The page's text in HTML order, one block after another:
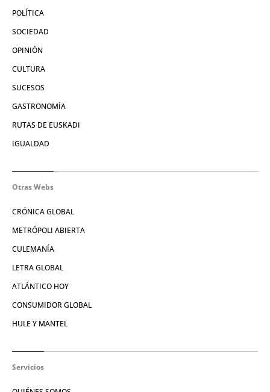
POLÍTICA
SOCIEDAD
OPINIÓN
CULTURA
SUCESOS
GASTRONOMÍA
RUTAS DE EUSKADI
IGUALDAD
Otras Webs
CRÓNICA GLOBAL
METRÓPOLI ABIERTA
CULEMANÍA
LETRA GLOBAL
ATLÁNTICO HOY
CONSUMIDOR GLOBAL
HULE Y MANTEL
Servicios